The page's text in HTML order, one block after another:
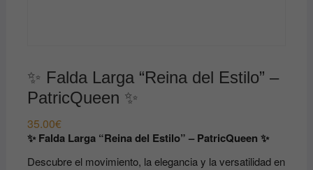
✨ Falda Larga “Reina del Estilo” –
PatricQueen ✨
35.00€
✨ Falda Larga “Reina del Estilo” – PatricQueen ✨
Descubre el movimiento, la elegancia y la versatilidad en